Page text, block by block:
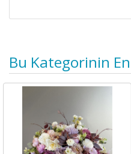
Bu Kategorinin